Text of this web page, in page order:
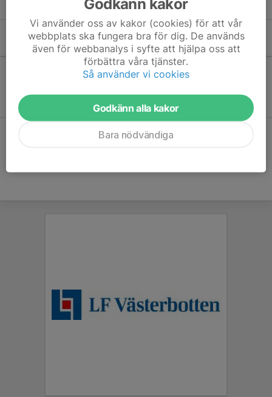
Kommande aktiviteter
Godkänn kakor
Vi använder oss av kakor (cookies) för att vår
webbplats ska fungera bra för dig. De används
även för webbanalys i syfte att hjälpa oss att
förbättra våra tjänster.
Så använder vi cookies
Godkänn alla kakor
Bara nödvändiga